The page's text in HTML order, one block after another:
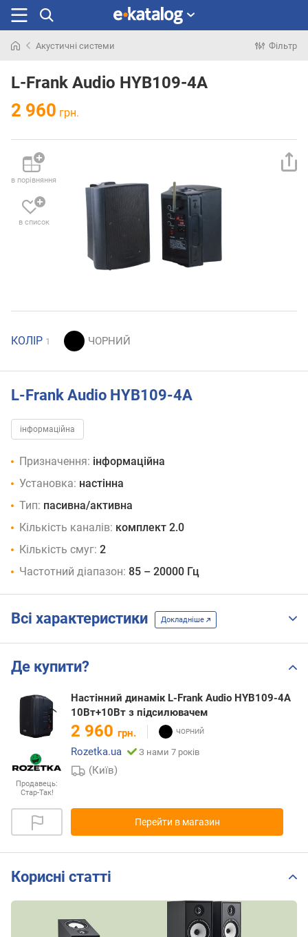
раніше
Акустичні системи Фільтр
L-Frank Audio HYB109-4A
2 960 грн.
в порівняння
в список
КОЛІР 1
L-Frank Audio HYB109-4A
інформаційна
Призначення: інформаційна
Установка: настінна
Тип: пасивна/активна
Кількість каналів: комплект 2.0
Кількість смуг: 2
Частотний діапазон: 85 – 20000 Гц
Всі характеристики Докладніше
Де купити?
Продавець:
Стар-Так!
Настінний динамік L-Frank Audio HYB109-4A
10Вт+10Вт з підсилювачем
2 960 грн.
Rozetka.ua
З нами 7 років
(Київ)
Перейти в магазин
Корисні статті